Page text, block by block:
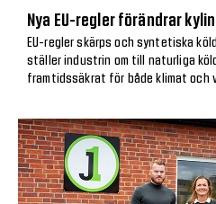
Nya EU-regler förändrar
EU-regler skärps och syntetiska
ställer industrin om till naturliga
framtidssäkrat för både klimat och